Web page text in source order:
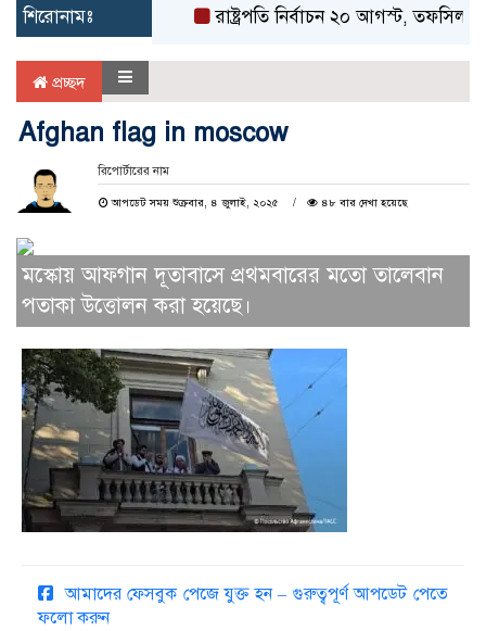
শিরোনামঃ রাষ্ট্রপতি নির্বাচন ২০ আগস্ট, তফসিল
প্রচ্ছদ
Afghan flag in moscow
রিপোর্টারের নাম
আপডেট সময় শুক্রবার, ৪ জুলাই, ২০২৫ ৪৮ বার দেখা হয়েছে
মস্কোয় আফগান দূতাবাসে প্রথমবারের মতো তালেবান
পতাকা উত্তোলন করা হয়েছে।
আমাদের ফেসবুক পেজে যুক্ত হন – গুরুত্বপূর্ণ আপডেট পেতে
ফলো করুন